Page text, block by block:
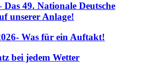
49. Nationale Deutsche
unserer Anlage!
Was für ein Auftakt!
bei jedem Wetter